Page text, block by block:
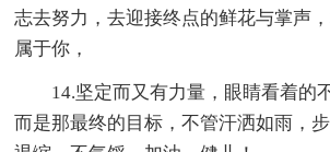
志去努力，去迎接终点的鲜花与掌声
属于你，
14.坚定而又有力量，眼睛看着的
而是那最终的目标，不管汗洒如雨，